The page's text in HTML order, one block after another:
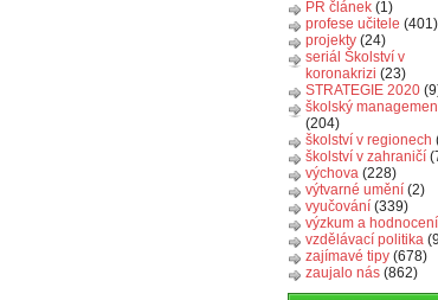
PR článek (1)
profese učitele (401)
projekty (24)
seriál Školství v
koronakrizi (23)
STRATEGIE 2020
školský
(204)
školství v regionech
školství v zahraničí
výchova (228)
výtvarné umění (2)
vyučování (339)
výzkum a hodnocení
vzdělávací politika
zajímavé tipy (678)
zaujalo nás (862)